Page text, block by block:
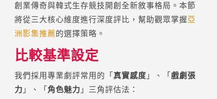
創業傳奇與韓式生存競技開創全新敘事格局。本節
將從三大核心維度進行深度評比，幫助觀眾掌握 亞
洲影集推薦的選擇策略。
比較基準設定
我們採用專業劇評常用的「 真實感度 」、「 戲劇張
力 」、「 角色魅力 」三角評估法：